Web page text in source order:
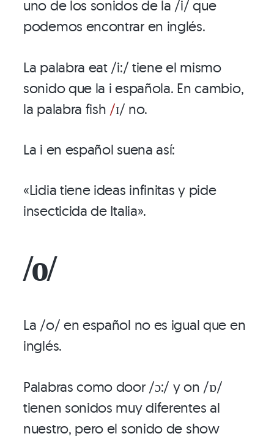
uno de los sonidos de la /i/ que
podemos encontrar en inglés.
La palabra eat /i:/ tiene el mismo
sonido que la i española. En cambio,
la palabra fish /ɪ/ no.
La i en español suena así:
«Lidia tiene ideas infinitas y pide
insecticida de Italia».
/o/
La /o/ en español no es igual que en
inglés.
Palabras como door /ɔ:/ y on /ɒ/
tienen sonidos muy diferentes al
nuestro, pero el sonido de show